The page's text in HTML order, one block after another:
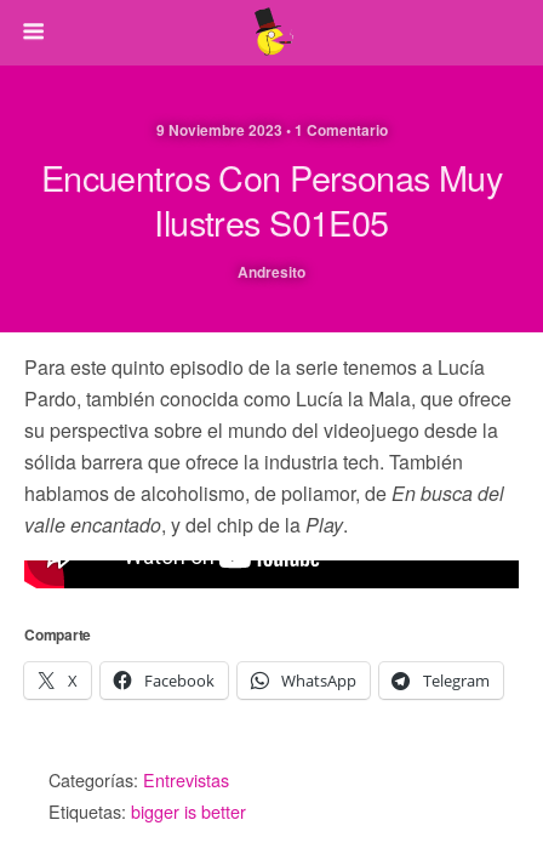
9 Noviembre 2023 • 1 Comentario
Encuentros Con Personas Muy
Ilustres S01E05
Andresito
Para este quinto episodio de la serie tenemos a Lucía
Pardo, también conocida como Lucía la Mala, que ofrece
su perspectiva sobre el mundo del videojuego desde la
sólida barrera que ofrece la industria tech. También
hablamos de alcoholismo, de poliamor, deEn busca del
valle encantado, y del chip de laPlay.
Comparte
X Facebook WhatsApp Telegram
Categorías: Entrevistas
Etiquetas: bigger is better